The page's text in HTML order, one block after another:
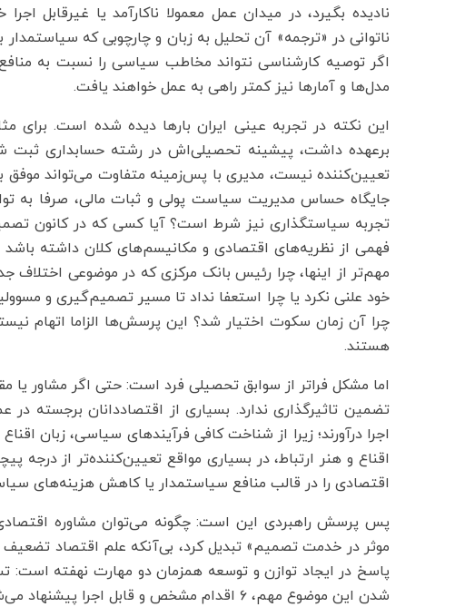
نادیده بگیرد، در میدان عمل معمولا ناکارآمد یا غیرقابل
ناتوانی در «ترجمه» آن تحلیل به زبان و چارچوبی که
اگر توصیه کارشناسی نتواند مخاطب سیاسی را نسبت به
مدل‌ها و آمارها نیز کمتر راهی به عمل خواهند یافت.
این نکته در تجربه عینی ایران بارها دیده شده است. برای
برعهده داشت، پیشینه تحصیلی‌اش در رشته حسابداری ثبت
تعیین‌کننده نیست، مدیری با پس‌زمینه متفاوت می‌تواند
جایگاه حساس مدیریت سیاست پولی و ثبات مالی، صرفا به
تجربه سیاستگذاری نیز شرط است؟ آیا کسی که در کانون
فهمی از نظریه‌های اقتصادی و مکانیسم‌های کلان داشته باشد
مهم‌تر از اینها، چرا رئیس بانک مرکزی که در موضوعی
خود علنی نکرد یا چرا استعفا نداد تا مسیر تصمیم‌گیری و
چرا آن زمان سکوت اختیار شد؟ این پرسش‌ها الزاما اتهام
هستند.
اما مشکل فراتر از سوابق تحصیلی فرد است: حتی اگر مشاور
تضمین تاثیرگذاری ندارد. بسیاری از اقتصاددانان برجسته
اجرا درآورند؛ زیرا از شناخت کافی فرآیندهای سیاسی، زبان
اقناع و هنر ارتباط، در بسیاری مواقع تعیین‌کننده‌تر از
اقتصادی را در قالب منافع سیاستمدار یا کاهش هزینه‌های
پس پرسش راهبردی این است: چگونه می‌توان مشاوره
موثر در خدمت تصمیم» تبدیل کرد، بی‌آنکه علم اقتصاد تضعیف
پاسخ در ایجاد توازن و توسعه همزمان دو مهارت‌ نهفته است:
شدن این موضوع مهم، ۶ اقدام مشخص و قابل اجرا پیشنهاد می‌شود: